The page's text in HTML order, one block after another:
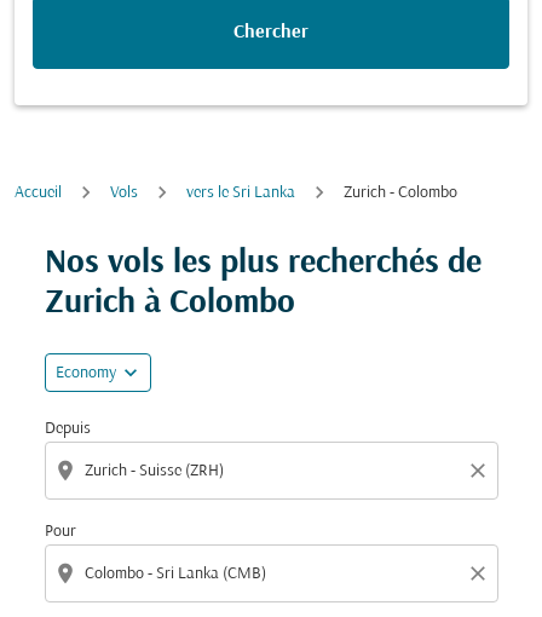
Chercher
Accueil Vols vers le Sri Lanka Zurich - Colombo
Nos vols les plus recherchés de
Zurich à Colombo
Economy expand_more
Depuis
location_on close
Pour
location_on close
Essayez de mettre à jour votre itinéraire (origine et/